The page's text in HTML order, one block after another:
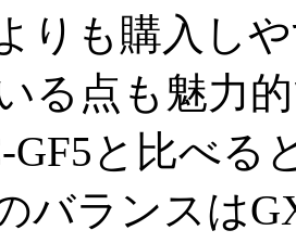
りも購入し
る点も魅力
GF5と比べる
バランスは